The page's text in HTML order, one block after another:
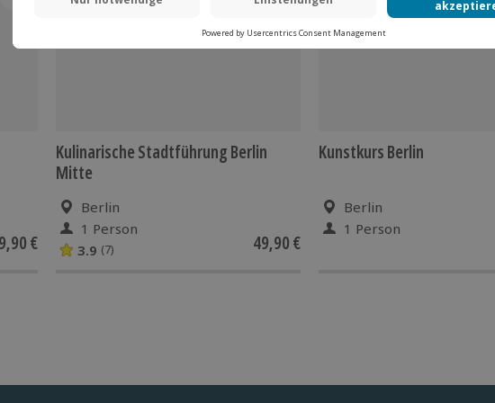
€
Kulinarische Stadtführung Berlin
Mitte
Berlin
1 Person
3.9 (7) 49,90 €
Kunstkurs Berlin
Berlin
1 Person